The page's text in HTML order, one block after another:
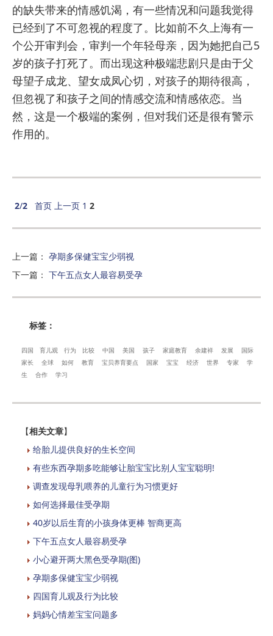
的缺失带来的情感饥渴，有一些情况和问题我觉得
已经到了不可忽视的程度了。比如前不久上海有一
个公开审判会，审判一个年轻母亲，因为她把自己5
岁的孩子打死了。而出现这种极端悲剧只是由于父
母望子成龙、望女成凤心切，对孩子的期待很高，
但忽视了和孩子之间的情感交流和情感依恋。当
然，这是一个极端的案例，但对我们还是很有警示
作用的。
2/2 首页 上一页 1 2
上一篇 ： 孕期多保健宝宝少弱视
下一篇 ： 下午五点女人最容易受孕
标签：
四国 育儿观 行为 比较 中国 美国 孩子 家庭教育 余建祥 发展
国际
家长
全球 如何 教育 宝贝养育要点 国家 宝宝 经济 世界 专家
学
生
合作 学习
【相关文章】
给胎儿提供良好的生长空间
有些东西孕期多吃能够让胎宝宝比别人宝宝聪明!
调查发现母乳喂养的儿童行为习惯更好
如何选择最佳受孕期
40岁以后生育的小孩身体更棒 智商更高
下午五点女人最容易受孕
小心避开两大黑色受孕期(图)
孕期多保健宝宝少弱视
四国育儿观及行为比较
妈妈心情差宝宝问题多